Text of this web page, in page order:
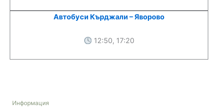
Автобуси Кърджали – Яворово
12:50, 17:20
Информация